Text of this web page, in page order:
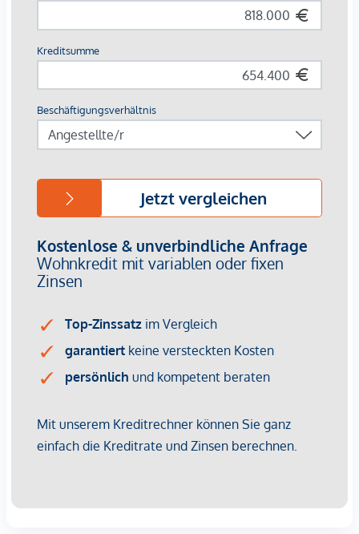
Insgesamt entstehen 143 Eigentumswohnungen mit
Wohnflächen zwischen ca. 45m² und 110 m² und 2-5
Zimmern, sowie 2 Geschäftslokale . Zusätzlich werden 10
Hobbyräume zum Erwerb angeboten. Die kompakte
Bauform sorgt großteils für zweiseitig belichtete
Wohnungen, die jeweils über zwei Freiflächen verfügen:
ein Freiraumzimmer mit verschiebbaren Lochblech-
Elementen für Privatsphäre und Beschattung
ein überdachter Balkon mit Nurglasbrüstung
Trockenen Fußes kommt man über der zentralen
überdachten Gang vom Haupteingang in der Otto-
Preminger- Straße zu den zwei hinteren Gebäuden bis zur
Park. Der Gang wird mit großzügigen Öffnungen zu den
von oben belichtet und belüftet abgesetzten Atriumhöfe
aufgeweitet. PKW und Fahrradgarage, Müllraum und
der Ebene des Parks ermöglichen gute fußläufige
Zugänglichkeit aus allen Richtungen.